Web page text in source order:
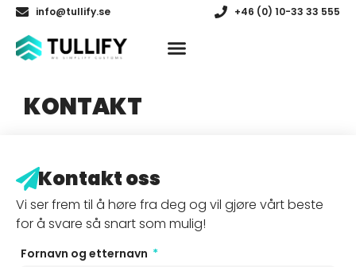
info@tullify.se +46 (0) 10-33 33 555
KONTAKT
Kontakt oss
Vi ser frem til å høre fra deg og vil gjøre vårt beste
for å svare så snart som mulig!
Fornavn og etternavn